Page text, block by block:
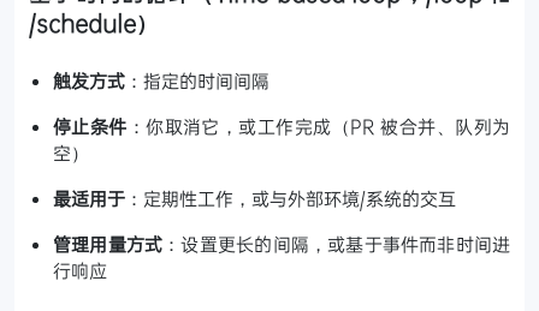
/schedule）
触发方式 ：指定的时间间隔
停止条件 ：你取消它，或工作完成（PR 被合并、队列为
空）
最适用于 ：定期性工作，或与外部环境/系统的交互
管理用量方式 ：设置更长的间隔，或基于事件而非时间进
行响应